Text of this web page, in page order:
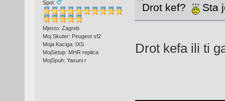
Spol:
Mjesto: Zagreb
Moj Skuter: Peugeot sf2
Moja Kaciga: IXS
MojSetup: MHR replica
MojSpuh: Yasuni r
Drot kef?
Sta
Drot kefa ili ti